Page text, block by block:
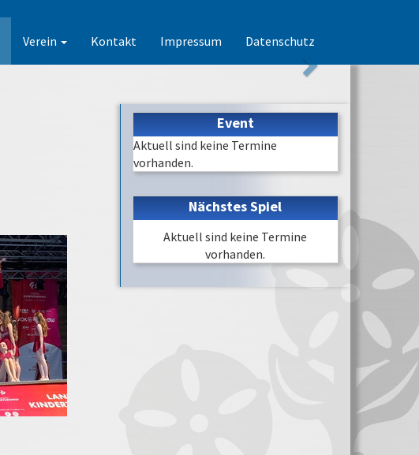
Verein Kontakt Impressum Datenschutz
Event
Aktuell sind keine Termine
vorhanden.
Nächstes Spiel
Aktuell sind keine Termine
vorhanden.